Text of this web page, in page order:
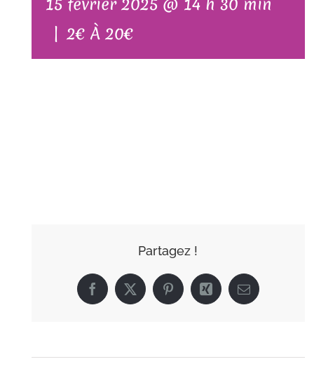
| 2€ À 20€
Partagez !
Facebook
X PinterestXing Email